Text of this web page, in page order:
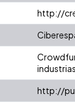
http://
http://